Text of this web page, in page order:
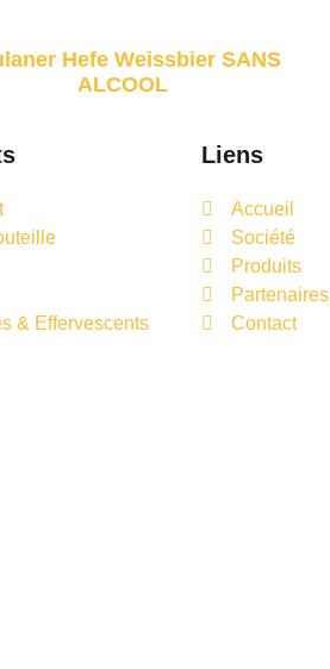
Hefe Weissbier SANS
ALCOOL
& Effervescents
Liens
Accueil
Société
Produits
Partenaires
Contact